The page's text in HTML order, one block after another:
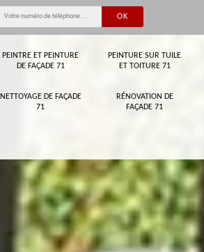
PEINTRE ET PEINTURE
DE FAÇADE 71
PEINTURE SUR TUILE
ET TOITURE 71
NETTOYAGE DE FAÇADE
71
RÉNOVATION DE
FAÇADE 71